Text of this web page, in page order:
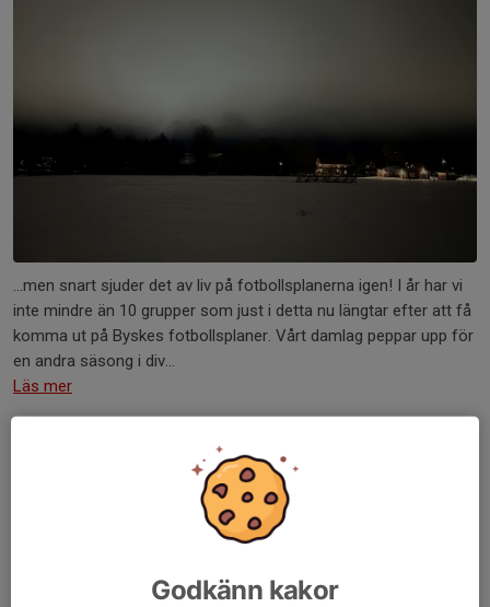
...men snart sjuder det av liv på fotbollsplanerna igen! I år har vi
inte mindre än 10 grupper som just i detta nu längtar efter att få
komma ut på Byskes fotbollsplaner. Vårt damlag peppar upp för
en andra säsong i div...
Läs mer
Enkätundersökning inom fotbollen!
0 kommentarer
Godkänn kakor